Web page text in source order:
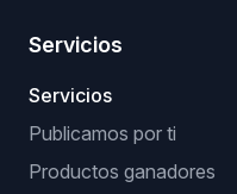
Servicios
Servicios
Publicamos por ti
Productos ganadores